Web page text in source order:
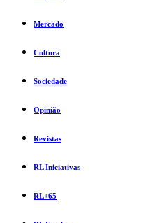
Mercado
Cultura
Sociedade
Opinião
Revistas
RL Iniciativas
RL+65